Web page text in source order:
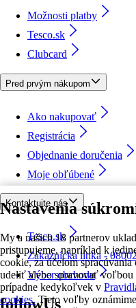
Nastavenia
My a našich 18 partnerov
pristupujeme, napríklad k
cookie, za účelom
udeliť alebo spravovať
prípadne kedykoľvek v
cookies. Tieto voľby
Možnosti platby
Tesco.sk
Clubcard
Pred prvým nákupom
Ako nakupovať
Registrácia
Objednanie doručenia
Moje obľúbené
Kontaktujte nás
Tesco.sk
Zákaznícka linka -
Výber obchodu
followUs